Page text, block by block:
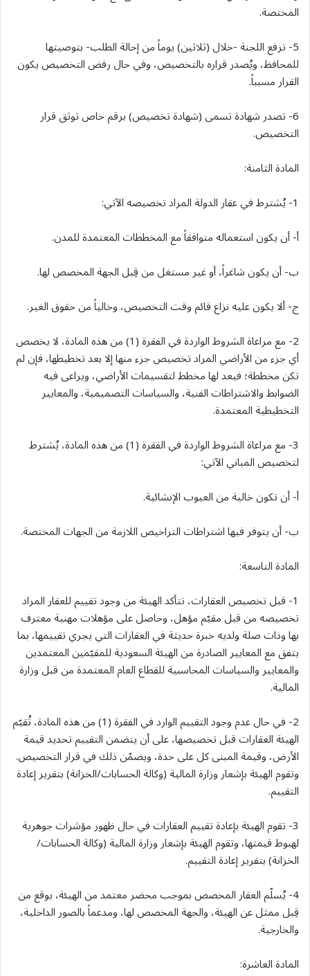
المختصة.
5- ترفع اللجنة -خلال (ثلاثين) يوماً من إحالة الطلب- بتوصيتها
للمحافظ، ويُصدر قراره بالتخصيص، وفي حال رفض التخصيص يكون
القرار مسبباً.
6- تصدر شهادة تسمى (شهادة تخصيص) برقم خاص توثق قرار
التخصيص.
المادة الثامنة:
1- يُشترط في عقار الدولة المراد تخصيصه الآتي:
أ- أن يكون استعماله متوافقاً مع المخططات المعتمدة للمدن.
ب- أن يكون شاغراً، أو غير مستغل من قِبل الجهة المخصص لها.
ج- ألا يكون عليه نزاع قائم وقت التخصيص، وخالياً من حقوق الغير.
2- مع مراعاة الشروط الواردة في الفقرة (1) من هذه المادة، لا يخصص
أي جزء من الأراضي المراد تخصيص جزء منها إلا بعد تخطيطها، فإن لم
تكن مخططة؛ فيعد لها مخطط لتقسيمات الأراضي، ويراعى فيه
الضوابط والاشتراطات الفنية، والسياسات التصميمية، والمعايير
التخطيطية المعتمدة.
3- مع مراعاة الشروط الواردة في الفقرة (1) من هذه المادة، يُشترط
لتخصيص المباني الآتي:
أ- أن تكون خالية من العيوب الإنشائية.
ب- أن يتوفر فيها اشتراطات التراخيص اللازمة من الجهات المختصة.
المادة التاسعة:
1- قبل تخصيص العقارات، تتأكد الهيئة من وجود تقييم للعقار المراد
تخصيصه من قبل مقيّم مؤهل، وحاصل على مؤهلات مهنية معترف
بها وذات صلة ولديه خبرة حديثة في العقارات التي يجري تقييمها، بما
يتفق مع المعايير الصادرة من الهيئة السعودية للمقيّمين المعتمدين
والمعايير والسياسات المحاسبية للقطاع العام المعتمدة من قبل وزارة
المالية.
2- في حال عدم وجود التقييم الوارد في الفقرة (1) من هذه المادة، تُقيّم
الهيئة العقارات قبل تخصيصها، على أن يتضمن التقييم تحديد قيمة
الأرض، وقيمة المبنى كل على حدة، ويضمّن ذلك في قرار التخصيص.
وتقوم الهيئة بإشعار وزارة المالية (وكالة الحسابات/الخزانة) بتقرير إعادة
التقييم.
3- تقوم الهيئة بإعادة تقييم العقارات في حال ظهور مؤشرات جوهرية
لهبوط قيمتها، وتقوم الهيئة بإشعار وزارة المالية (وكالة الحسابات/
الخزانة) بتقرير إعادة التقييم.
4- يُسلّم العقار المخصص بموجب محضر معتمد من الهيئة، يوقع من
قِبل ممثل عن الهيئة، والجهة المخصص لها، ومدعماً بالصور الداخلية،
والخارجية.
المادة العاشرة: